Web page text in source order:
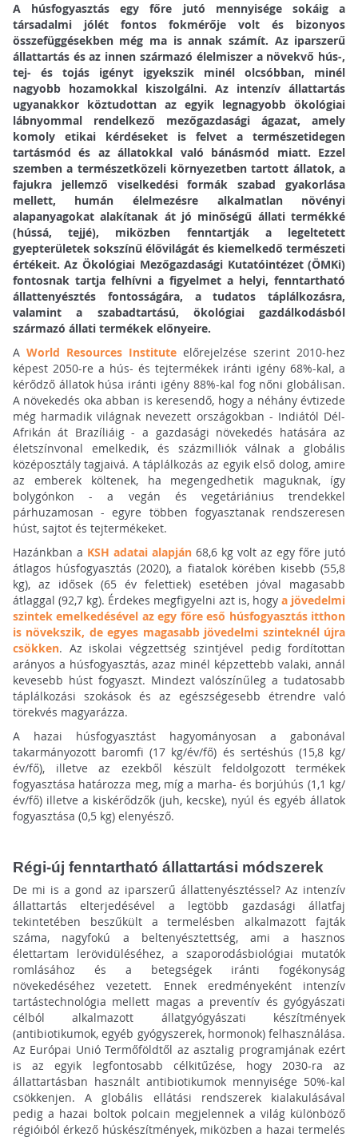
A húsfogyasztás egy főre jutó mennyisége sokáig a
társadalmi jólét fontos fokmérője volt és bizonyos
összefüggésekben még ma is annak számít. Az iparszerű
állattartás és az innen származó élelmiszer a növekvő hús-,
tej- és tojás igényt igyekszik minél olcsóbban, minél
nagyobb hozamokkal kiszolgálni. Az intenzív állattartás
ugyanakkor köztudottan az egyik legnagyobb ökológiai
lábnyommal rendelkező mezőgazdasági ágazat, amely
komoly etikai kérdéseket is felvet a természetidegen
tartásmód és az állatokkal való bánásmód miatt. Ezzel
szemben a természetközeli környezetben tartott állatok, a
fajukra jellemző viselkedési formák szabad gyakorlása
mellett, humán élelmezésre alkalmatlan növényi
alapanyagokat alakítanak át jó minőségű állati termékké
(hússá, tejjé), miközben fenntartják a legeltetett
gyepterületek sokszínű élővilágát és kiemelkedő természeti
értékeit. Az Ökológiai Mezőgazdasági Kutatóintézet (ÖMKi)
fontosnak tartja felhívni a figyelmet a helyi, fenntartható
állattenyésztés fontosságára, a tudatos táplálkozásra,
valamint a szabadtartású, ökológiai gazdálkodásból
származó állati termékek előnyeire.
A World Resources Institute előrejelzése szerint 2010-hez
képest 2050-re a hús- és tejtermékek iránti igény 68%-kal, a
kérődző állatok húsa iránti igény 88%-kal fog nőni globálisan.
A növekedés oka abban is keresendő, hogy a néhány évtizede
még harmadik világnak nevezett országokban - Indiától Dél-
Afrikán át Brazíliáig - a gazdasági növekedés hatására az
életszínvonal emelkedik, és százmilliók válnak a globális
középosztály tagjaivá. A táplálkozás az egyik első dolog, amire
az emberek költenek, ha megengedhetik maguknak, így
bolygónkon - a vegán és vegetáriánius trendekkel
párhuzamosan - egyre többen fogyasztanak rendszeresen
húst, sajtot és tejtermékeket.
Hazánkban a KSH adatai alapján68,6 kg volt az egy főre jutó
átlagos húsfogyasztás (2020), a fiatalok körében kisebb (55,8
kg), az idősek (65 év felettiek) esetében jóval magasabb
átlaggal (92,7 kg). Érdekes megfigyelni azt is, hogya jövedelmi
szintek emelkedésével az egy főre eső húsfogyasztás itthon
is növekszik, de egyes magasabb jövedelmi szinteknél újra
csökken. Az iskolai végzettség szintjével pedig fordítottan
arányos a húsfogyasztás, azaz minél képzettebb valaki, annál
kevesebb húst fogyaszt. Mindezt valószínűleg a tudatosabb
táplálkozási szokások és az egészségesebb étrendre való
törekvés magyarázza.
A hazai húsfogyasztást hagyományosan a gabonával
takarmányozott baromfi (17 kg/év/fő) és sertéshús (15,8 kg/
év/fő), illetve az ezekből készült feldolgozott termékek
fogyasztása határozza meg, míg a marha- és borjúhús (1,1 kg/
év/fő) illetve a kiskérődzők (juh, kecske), nyúl és egyéb állatok
fogyasztása (0,5 kg) elenyésző.
Régi-új fenntartható állattartási módszerek
De mi is a gond az iparszerű állattenyésztéssel? Az intenzív
állattartás elterjedésével a legtöbb gazdasági állatfaj
tekintetében beszűkült a termelésben alkalmazott fajták
száma, nagyfokú a beltenyésztettség, ami a hasznos
élettartam lerövidüléséhez, a szaporodásbiológiai mutatók
romlásához és a betegségek iránti fogékonyság
növekedéséhez vezetett. Ennek eredményeként intenzív
tartástechnológia mellett magas a preventív és gyógyászati
célból alkalmazott állatgyógyászati készítmények
(antibiotikumok, egyéb gyógyszerek, hormonok) felhasználása.
Az Európai Unió Termőföldtől az asztalig programjának ezért
is az egyik legfontosabb célkitűzése, hogy 2030-ra az
állattartásban használt antibiotikumok mennyisége 50%-kal
csökkenjen. A globális ellátási rendszerek kialakulásával
pedig a hazai boltok polcain megjelennek a világ különböző
régióiból érkező húskészítmények, miközben a hazai termelés